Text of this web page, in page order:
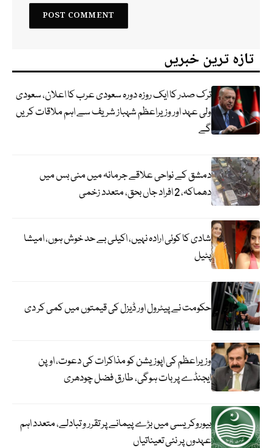
تازہ ترین خبریں
ترک صدر کا ایک روزہ دورہ سعودی عرب کا اعلان، سعودی
ولی عہد اور وزیراعظم شہباز شریف سے اہم ملاقات کریں
گے
دمشق کے نواحی علاقے جرمانہ میں منی بس میں
دھماکہ، 2 افراد جاں بحق، متعدد زخمی
شادی کا کوئی ارادہ نہیں، اکیلی بے حد خوش ہوں، امیشا
پٹیل
حکومت نے پیٹرول اور ڈیزل کی قیمتوں میں کمی کر دی
وزیراعظم کی اپوزیشن کو مذاکرات کی دعوت، اوپن
ایجنڈے پر بات ہوگی، طارق فضل چودھری
بیوروکریسی میں بڑے پیمانے پر تقرر و تبادلے، متعدد اہم
عہدوں پر نئی تعیناتیاں